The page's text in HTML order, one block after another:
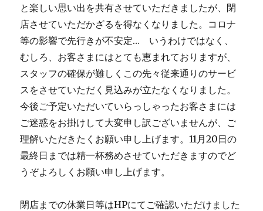
と楽しい思い出を共有させていただきましたが、閉
店させていただかざるを得なくなりました。コロナ
等の影響で先行きが不安定… いうわけではなく、
むしろ、お客さまにはとても恵まれておりますが、
スタッフの確保が難しくこの先々従来通りのサービ
スをさせていただく見込みが立たなくなりました。
今後ご予定いただいていらっしゃったお客さまには
ご迷惑をお掛けして大変申し訳ございませんが、ご
理解いただきたくお願い申し上げます。11月20日の
最終日までは精一杯務めさせていただきますのでど
うぞよろしくお願い申し上げます。
閉店までの休業日等はHPにてご確認いただけました